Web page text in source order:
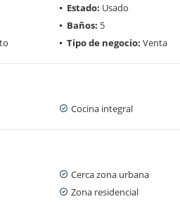
Estado: Usado
Baños: 5
Tipo de negocio: Venta
Cocina integral
Cerca zona urbana
Zona residencial